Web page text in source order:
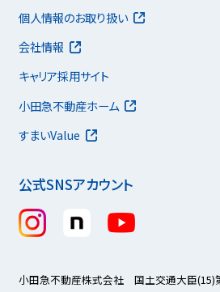
公式SNSアカウント
個人情報のお取り扱い
会社情報
キャリア採用サイト
小田急不動産ホーム
すまいValue
小田急不動産株式会社 国土交通大臣(15)